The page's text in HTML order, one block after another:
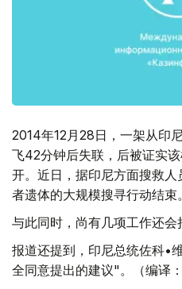
2014年12月28日，一架从印
飞42分钟后失联，后被证实
开。近日，据印尼方面搜救
者遗体的大规模搜寻行动结束。
与此同时，尚有几项工作还会
报道还提到，印尼总统佐科•
全同意提出的建议"。（编译：